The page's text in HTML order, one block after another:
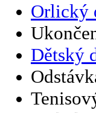
Orlický
Dětský